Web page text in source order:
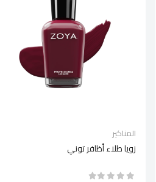
المناكير
زويا طلاء أظافر توني